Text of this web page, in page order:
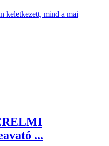
keletkezett, mind a mai
...